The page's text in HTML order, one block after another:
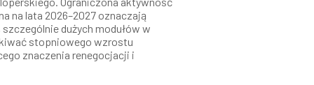
na lata 2026–2027 oznaczają
dużych modułów w
stopniowego wzrostu
znaczenia renegocjacji i